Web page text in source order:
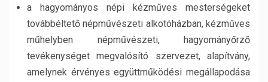
a hagyományos népi kézműves mesterségeket
továbbéltető népművészeti alkotóházban, kézműves
műhelyben népművészeti, hagyományőrző
tevékenységet megvalósító szervezet, alapítvány,
amelynek érvényes együttműködési megállapodása